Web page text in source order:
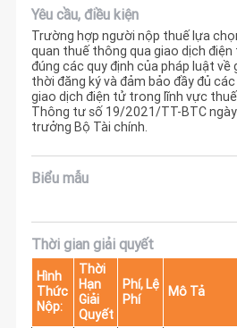
Yêu cầu, điều kiện
Trường hợp người nộp thuế lựa
quan thuế thông qua giao dịch
đúng các quy định của pháp luật
thời đăng ký và đảm bảo đầy đủ
giao dịch điện tử trong lĩnh vực
Thông tư số 19/2021/TT-BTC
trưởng Bộ Tài chính.
Biểu mẫu
Thời gian giải quyết
Hình
Thức
Nộp:
Thời
Hạn
Giải
Quyết
Phí, Lệ
Phí
Mô Tả